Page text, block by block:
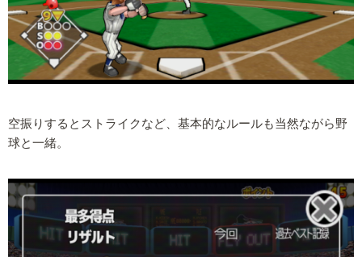
空振りするとストライクなど、基本的なルールも当然ながら野
球と一緒。